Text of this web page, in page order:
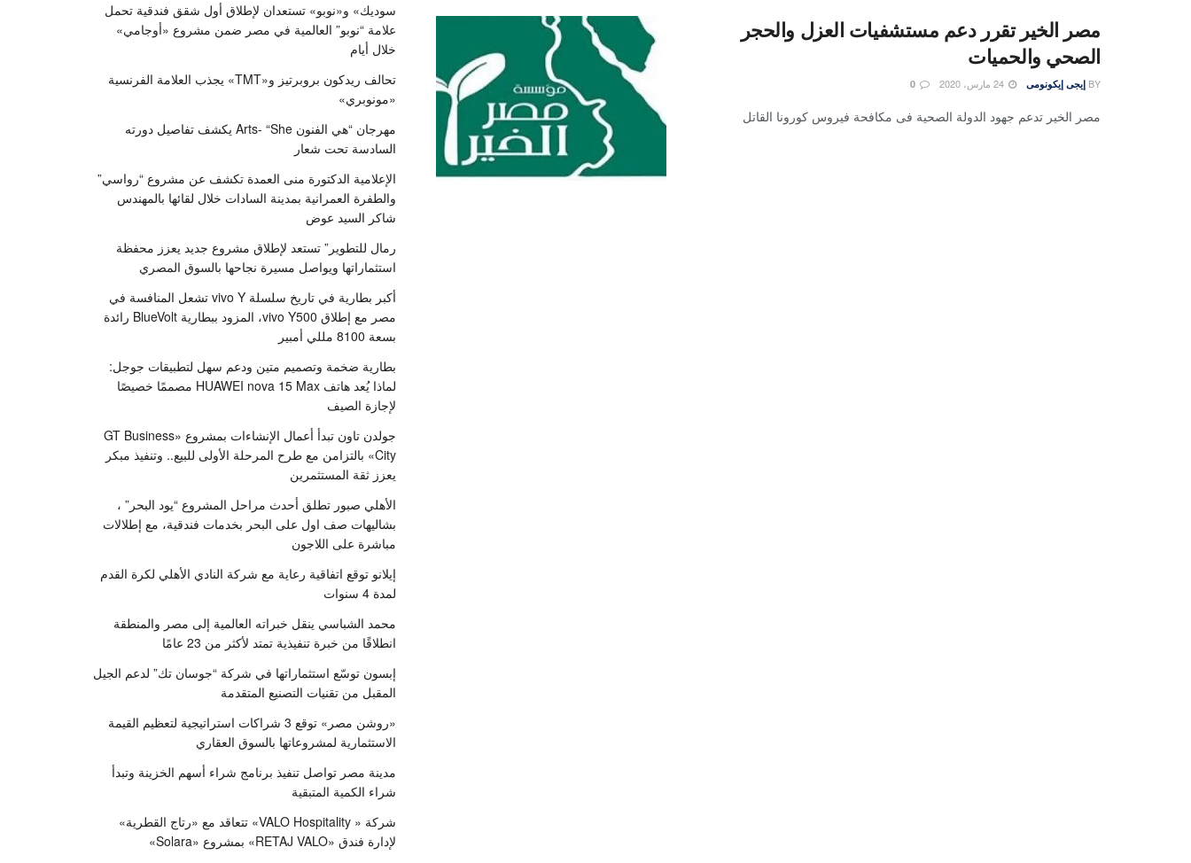
مصر الخير تقرر دعم مستشفيات العزل والحجر
الصحي والحميات
BY إيجى إيكونومى
مصر الخير تدعم جهود الدولة الصحية فى مكافحة فيروس كورونا القاتل
سوديك» و«نوبو» تستعدان لإطلاق أول شقق فندقية تحمل
علامة “نوبو” العالمية في مصر ضمن مشروع «أوجامي»
خلال أيام
تحالف ريدكون بروبرتيز و«TMT» يجذب العلامة الفرنسية
«مونوبري»
مهرجان “هي الفنون Arts- “She يكشف تفاصيل دورته
السادسة تحت شعار
الإعلامية الدكتورة منى العمدة تكشف عن مشروع “رواسي”
والطفرة العمرانية بمدينة السادات خلال لقائها بالمهندس
شاكر السيد عوض
رمال للتطوير” تستعد لإطلاق مشروع جديد يعزز محفظة
استثماراتها ويواصل مسيرة نجاحها بالسوق المصري
أكبر بطارية في تاريخ سلسلة vivo Y تشعل المنافسة في
مصر مع إطلاق vivo Y500، المزود ببطارية BlueVolt رائدة
بسعة 8100 مللي أمبير
بطارية ضخمة وتصميم متين ودعم سهل لتطبيقات جوجل:
لماذا يُعد هاتف HUAWEI nova 15 Max مصممًا خصيصًا
لإجازة الصيف
جولدن تاون تبدأ أعمال الإنشاءات بمشروع «GT Business
City» بالتزامن مع طرح المرحلة الأولى للبيع.. وتنفيذ مبكر
يعزز ثقة المستثمرين
الأهلي صبور تطلق أحدث مراحل المشروع “يود البحر” ،
بشاليهات صف اول على البحر بخدمات فندقية، مع إطلالات
مباشرة على اللاجون
إيلانو توقع اتفاقية رعاية مع شركة النادي الأهلي لكرة القدم
لمدة 4 سنوات
محمد الشباسي ينقل خبراته العالمية إلى مصر والمنطقة
انطلاقًا من خبرة تنفيذية تمتد لأكثر من 23 عامًا
إبسون توسّع استثماراتها في شركة “جوسان تك” لدعم الجيل
المقبل من تقنيات التصنيع المتقدمة
«روشن مصر» توقع 3 شراكات استراتيجية لتعظيم القيمة
الاستثمارية لمشروعاتها بالسوق العقاري
مدينة مصر تواصل تنفيذ برنامج شراء أسهم الخزينة وتبدأ
شراء الكمية المتبقية
شركة « VALO Hospitality» تتعاقد مع «رتاج القطرية»
لإدارة فندق «RETAJ VALO» بمشروع «Solara»